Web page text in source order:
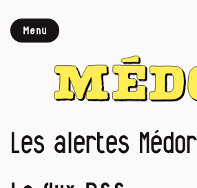
Menu
Les alertes Médor